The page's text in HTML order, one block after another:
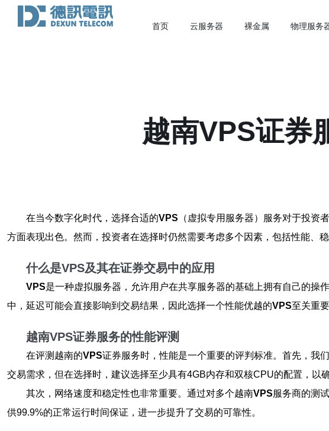
首页 云服务器 裸金属 物理服务
越南VPS证券
在当今数字化时代，选择合适的VPS （虚拟专用服务器）服务对于投资
方面表现出色。然而，投资者在选择时仍然需要考虑多个因素，包括性能、
什么是VPS及其在证券交易中的应用
VPS是一种虚拟服务器，允许用户在共享服务器的基础上拥有自己的操
中，延迟可能会直接影响到交易结果，因此选择一个性能优越的VPS至关重
越南VPS证券服务的性能评测
在评测越南的VPS证券服务时，性能是一个重要的评判标准。首先，我
交易需求，但在选择时，建议选择至少具有4GB内存和双核CPU的配置，以
其次，网络速度和稳定性也非常重要。通过对多个越南VPS服务商的测
供99.9%的正常运行时间保证，进一步提升了交易的可靠性。